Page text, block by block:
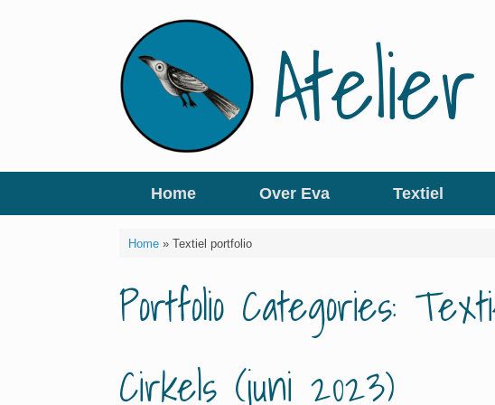
Home Over Eva Textiel
Home» Textiel portfolio
Portfolio Categories:
Cirkels (juni 2023)